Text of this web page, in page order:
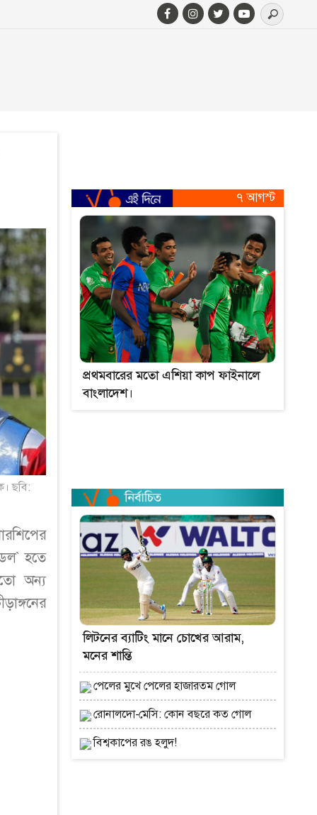
ছবি:
হতে
অন্য
৭ আগস্ট
প্রথমবারের মতো এশিয়া কাপ ফাইনালে
বাংলাদেশ।
লিটনের ব্যাটিং মানে চোখের আরাম,
মনের শান্তি
পেলের মুখে পেলের হাজারতম গোল
রোনালদো-মেসি: কোন বছরে কত গোল
বিশ্বকাপের রঙ হলুদ!